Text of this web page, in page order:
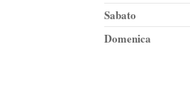
Sabato
Domenica